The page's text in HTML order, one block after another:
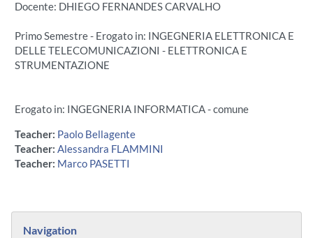
Docente: DHIEGO FERNANDES CARVALHO
Primo Semestre - Erogato in: INGEGNERIA ELETTRONICA E
DELLE TELECOMUNICAZIONI - ELETTRONICA E
STRUMENTAZIONE
Erogato in: INGEGNERIA INFORMATICA - comune
Teacher: Paolo Bellagente
Teacher: Alessandra FLAMMINI
Teacher: Marco PASETTI
Blocks
Navigation